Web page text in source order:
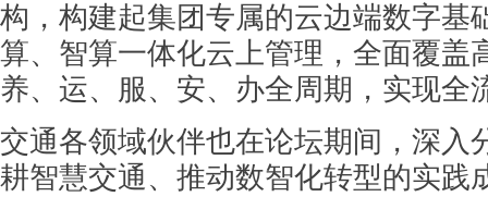
构，构建起集团专属的云边端数字基
算、智算一体化云上管理，全面覆盖
养、运、服、安、办全周期，实现全
交通各领域伙伴也在论坛期间，深入
耕智慧交通、推动数智化转型的实践